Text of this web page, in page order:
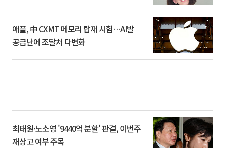
애플, 中 CXMT 메모리 탑재 시험…AI발
공급난에 조달처 다변화
최태원·노소영 '9440억 분할' 판결, 이번주
재상고 여부 주목